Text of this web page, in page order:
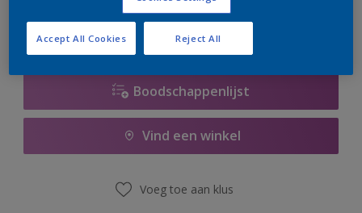
Boodschappenlijst
Vind een winkel
Voeg toe aan klus
Reject All
Accept All Cookies